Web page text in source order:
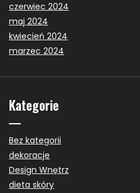
czerwiec 2024
maj 2024
kwiecień 2024
marzec 2024
Kategorie
Bez kategorii
dekoracje
Design Wnętrz
dieta skóry